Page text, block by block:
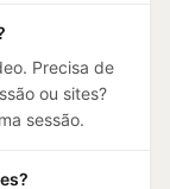
Precisa de
ou sites?
sessão.